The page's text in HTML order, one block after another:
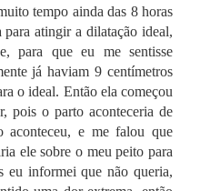
tempo ainda das 8 horas
atingir a dilatação ideal,
para que eu me sentisse
já haviam 9 centímetros
o ideal. Então ela começou
pois o parto aconteceria de
aconteceu, e me falou que
ele sobre o meu peito para
eu informei que não queria,